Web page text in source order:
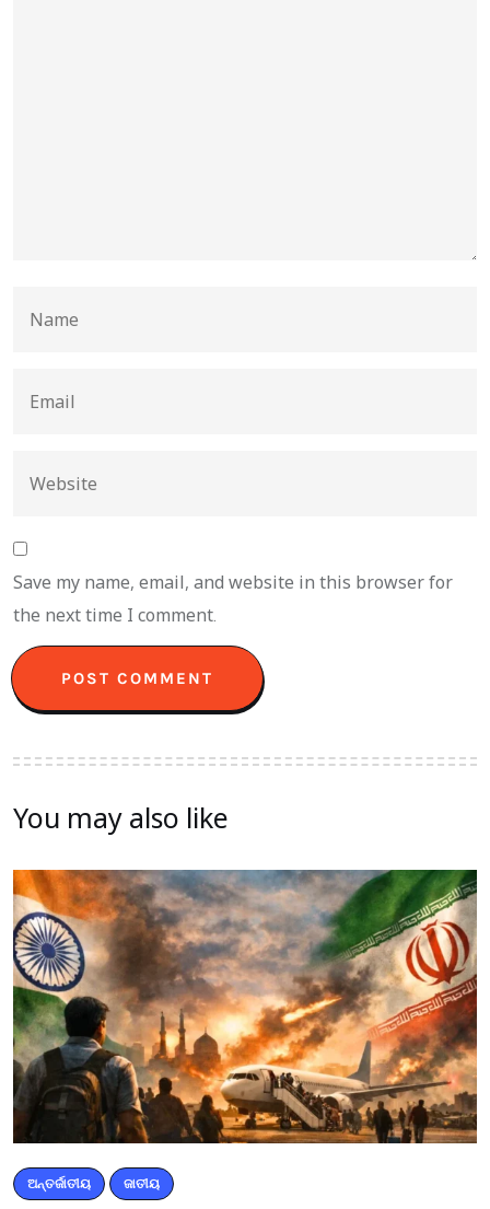
Save my name, email, and website in this browser for
the next time I comment.
You may also like
ଅନ୍ତର୍ଜାତୀୟ ଜାତୀୟ